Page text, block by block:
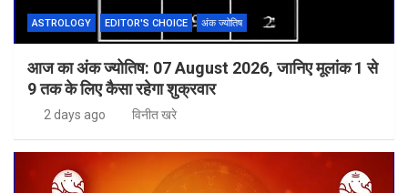
ASTROLOGY EDITOR'S CHOICE अंक ज्योतिष
आज का अंक ज्योतिष: 07 August 2026, जानिए मूलांक 1 से
9 तक के लिए कैसा रहेगा शुक्रवार
2 days ago विनीत खरे